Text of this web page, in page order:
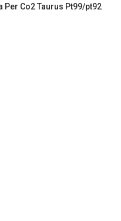
Per Co2 Taurus Pt99/pt92